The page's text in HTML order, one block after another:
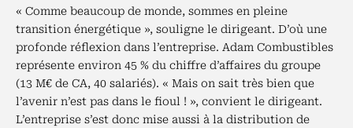
« Comme beaucoup de monde, sommes en pleine
transition énergétique », souligne le dirigeant. D’où une
profonde réflexion dans l’entreprise. Adam Combustibles
représente environ 45 % du chiffre d’affaires du groupe
(13 M€ de CA, 40 salariés). « Mais on sait très bien que
l’avenir n’est pas dans le fioul ! », convient le dirigeant.
L’entreprise s’est donc mise aussi à la distribution de